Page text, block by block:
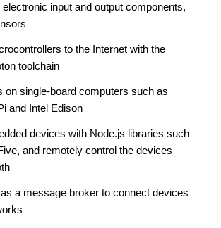
electronic input and output components,
to the Internet with the
toolchain
on single-board computers such as
and Intel Edison
devices with Node.js libraries such
and remotely control the devices
a message broker to connect devices